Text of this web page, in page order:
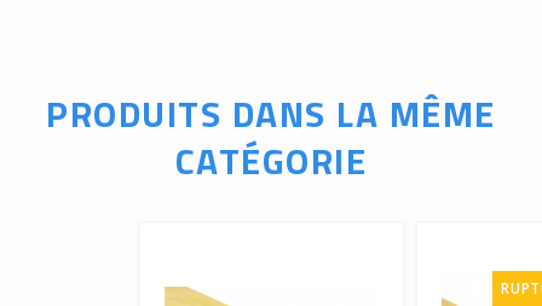
PRODUITS DANS LA MÊME
CATÉGORIE